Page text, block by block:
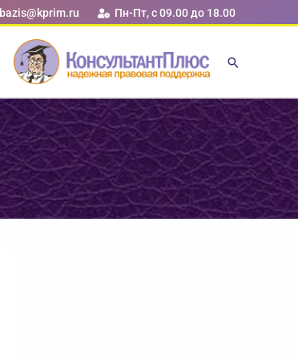
bazis@kprim.ru Пн-Пт, с 09.00 до 18.00